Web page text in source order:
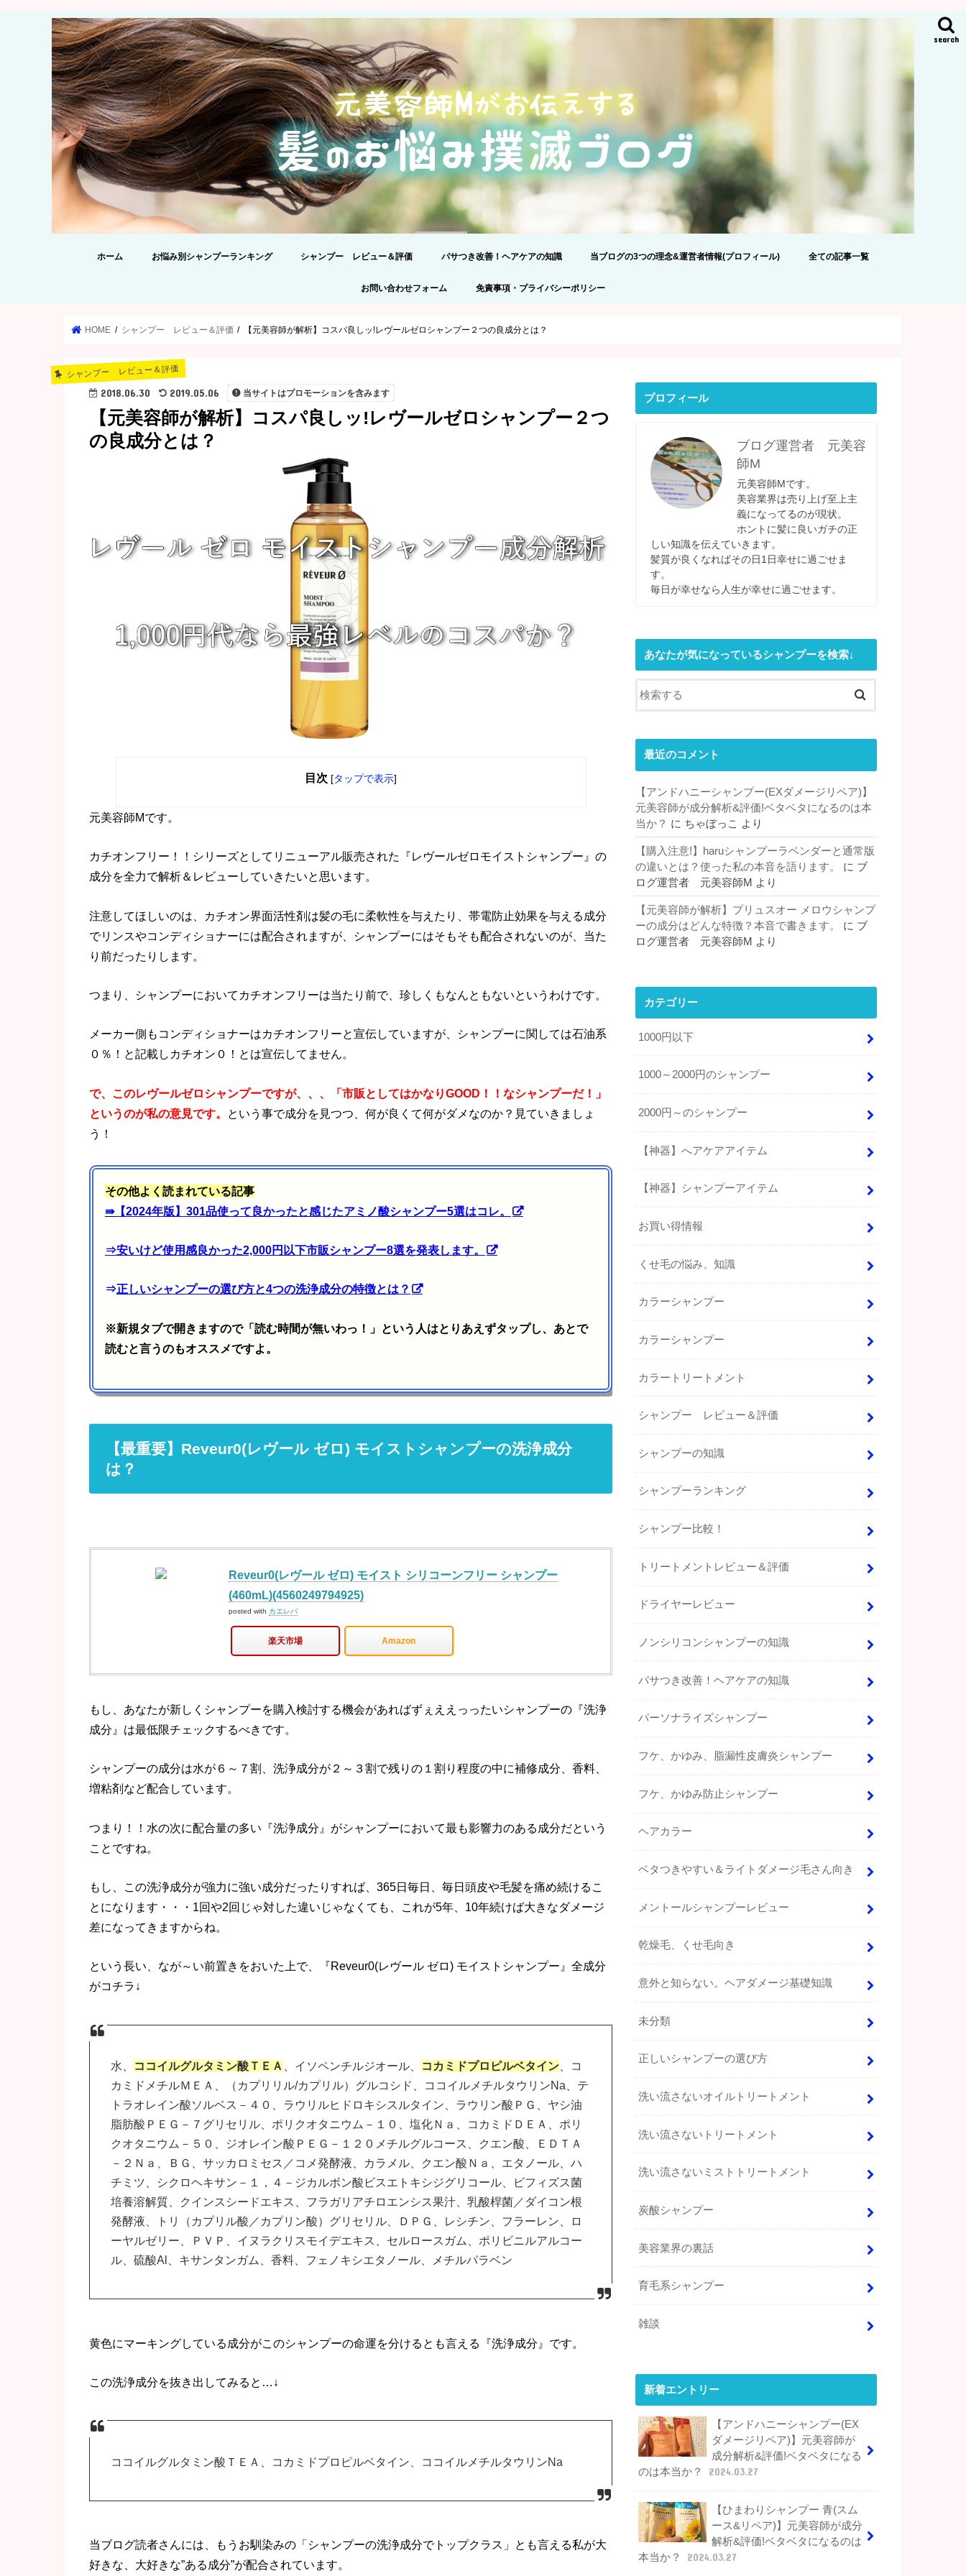
search
ホーム お悩み別シャンプーランキング シャンプー レビュー＆評価
【2024】髪のプロが301品解析!アミノ
シャンプー比較！
パサつき改善！ヘアケアの知識
正しいシャンプーの選び方
当ブログの3つの理念&運営者情報(プロフィール)
プライバシーポリシー
コメントの際のおねがい
全ての記事一覧
お問い合わせフォーム 免責事項・プライバシーポリシー
HOME シャンプー レビュー＆評価 【元美容師が解析】コスパ良しッ!レヴールゼロシャンプー２つの良成分とは？
シャンプー レビュー＆評価
2018.06.30 2019.05.06 当サイトはプロモーションを含みます
【元美容師が解析】コスパ良しッ!レヴールゼロシャンプー２つ
の良成分とは？
目次 [タップで表示]
元美容師Mです。
カチオンフリー！！シリーズとしてリニューアル販売された『レヴールゼロモイストシャンプー』の
成分を全力で解析＆レビューしていきたいと思います。
注意してほしいのは、カチオン界面活性剤は髪の毛に柔軟性を与えたり、帯電防止効果を与える成分
でリンスやコンディショナーには配合されますが、シャンプーにはそもそも配合されないのが、当た
り前だったりします。
つまり、シャンプーにおいてカチオンフリーは当たり前で、珍しくもなんともないというわけです。
メーカー側もコンディショナーはカチオンフリーと宣伝していますが、シャンプーに関しては石油系
０％！と記載しカチオン０！とは宣伝してません。
で、このレヴールゼロシャンプーですが、、、「市販としてはかなりGOOD！！なシャンプーだ！」
というのが私の意見です。
という事で成分を見つつ、何が良くて何がダメなのか？見ていきましょ
う！
その他よく読まれている記事
⇛【2024年版】301品使って良かったと感じたアミノ酸シャンプー5選はコレ。
⇒安いけど使用感良かった2,000円以下市販シャンプー8選を発表します。
⇒正しいシャンプーの選び方と4つの洗浄成分の特徴とは？
※新規タブで開きますので「読む時間が無いわっ！」という人はとりあえずタップし、あとで
読むと言うのもオススメですよ。
【最重要】Reveur0(レヴール ゼロ) モイストシャンプーの洗浄成分
は？
Reveur0(レヴール ゼロ) モイスト シリコーンフリー シャンプー
(460mL)(4560249794925)
posted with カエレバ
楽天市場 Amazon
もし、あなたが新しくシャンプーを購入検討する機会があればずぇええっったいシャンプーの『洗浄
成分』は最低限チェックするべきです。
シャンプーの成分は水が６～７割、洗浄成分が２～３割で残りの１割り程度の中に補修成分、香料、
増粘剤など配合しています。
つまり！！水の次に配合量の多い『洗浄成分』がシャンプーにおいて最も影響力のある成分だという
ことですね。
もし、この洗浄成分が強力に強い成分だったりすれば、365日毎日、毎日頭皮や毛髪を痛め続けるこ
とになります・・・1回や2回じゃ対した違いじゃなくても、これが5年、10年続けば大きなダメージ
差になってきますからね。
という長い、なが～い前置きをおいた上で、『Reveur0(レヴール ゼロ) モイストシャンプー』全成分
がコチラ↓
水、 ココイルグルタミン酸ＴＥＡ 、イソペンチルジオール、 コカミドプロピルベタイン 、コ
カミドメチルＭＥＡ、（カプリリル/カプリル）グルコシド、ココイルメチルタウリンNa、テ
トラオレイン酸ソルベス－４０、ラウリルヒドロキシスルタイン、ラウリン酸ＰＧ、ヤシ油
脂肪酸ＰＥＧ－７グリセリル、ポリクオタニウム－１０、塩化Ｎａ、コカミドＤＥＡ、ポリ
クオタニウム－５０、ジオレイン酸ＰＥＧ－１２０メチルグルコース、クエン酸、ＥＤＴＡ
－２Ｎａ、ＢＧ、サッカロミセス／コメ発酵液、カラメル、クエン酸Ｎａ、エタノール、ハ
チミツ、シクロヘキサン－１，４－ジカルボン酸ビスエトキシジグリコール、ビフィズス菌
培養溶解質、クインスシードエキス、フラガリアチロエンシス果汁、乳酸桿菌／ダイコン根
発酵液、トリ（カプリル酸／カプリン酸）グリセリル、ＤＰＧ、レシチン、フラーレン、ロ
ーヤルゼリー、ＰＶＰ、イヌラクリスモイデエキス、セルロースガム、ポリビニルアルコー
ル、硫酸Al、キサンタンガム、香料、フェノキシエタノール、メチルパラベン
黄色にマーキングしている成分がこのシャンプーの命運を分けるとも言える『洗浄成分』です。
この洗浄成分を抜き出してみると…↓
ココイルグルタミン酸ＴＥＡ、コカミドプロピルベタイン、ココイルメチルタウリンNa
当ブログ読者さんには、もうお馴染みの「シャンプーの洗浄成分でトップクラス」とも言える私が大
好きな、大好きな”ある成分”が配合されています。
プロフィール
ブログ運営者 元美容
師M
元美容師Mです。
美容業界は売り上げ至上主
義になってるのが現状。
ホントに髪に良いガチの正
しい知識を伝えていきます。
髪質が良くなればその日1日幸せに過ごせま
す。
毎日が幸せなら人生が幸せに過ごせます。
あなたが気になっているシャンプーを検索↓
最近のコメント
【アンドハニーシャンプー(EXダメージリペア)】
元美容師が成分解析&評価!ベタベタになるのは本
当か？ に ちゃぼっこ より
【購入注意!】haruシャンプーラベンダーと通常版
の違いとは？使った私の本音を語ります。
に ブ
ログ運営者 元美容師M より
【元美容師が解析】プリュスオー メロウシャンプ
ーの成分はどんな特徴？本音で書きます。
に ブ
ログ運営者 元美容師M より
カテゴリー
1000円以下
1000～2000円のシャンプー
2000円～のシャンプー
【神器】へアケアアイテム
【神器】シャンプーアイテム
お買い得情報
くせ毛の悩み、知識
カラーシャンプー
カラーシャンプー
カラートリートメント
シャンプー レビュー＆評価
シャンプーの知識
シャンプーランキング
シャンプー比較！
トリートメントレビュー＆評価
ドライヤーレビュー
ノンシリコンシャンプーの知識
パサつき改善！ヘアケアの知識
パーソナライズシャンプー
フケ、かゆみ、脂漏性皮膚炎シャンプー
フケ、かゆみ防止シャンプー
ヘアカラー
ベタつきやすい＆ライトダメージ毛さん向き
メントールシャンプーレビュー
乾燥毛、くせ毛向き
意外と知らない。ヘアダメージ基礎知識
未分類
正しいシャンプーの選び方
洗い流さないオイルトリートメント
洗い流さないトリートメント
洗い流さないミストトリートメント
炭酸シャンプー
美容業界の裏話
育毛系シャンプー
雑談
新着エントリー
【アンドハニーシャンプー(EX
ダメージリペア)】元美容師が
成分解析&評価!ベタベタになる
のは本当か？
2024.03.27
【ひまわりシャンプー 青(スム
ース&リペア)】元美容師が成分
解析&評価!ベタベタになるのは
本当か？
2024.03.27